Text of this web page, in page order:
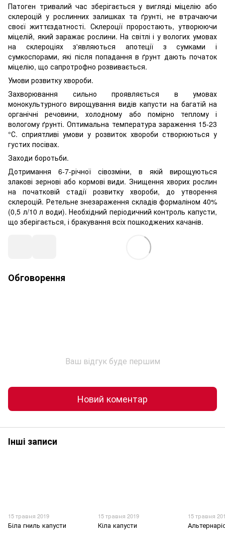
Патоген тривалий час зберігається у вигляді міцелію або
склероцій у рослинних залишках та ґрунті, не втрачаючи
своєї життєздатності. Склероції проростають, утворюючи
міцелій, який заражає рослини. На світлі і у вологих умовах
на склероціях з'являються апотеції з сумками і
сумкоспорами, які після попадання в ґрунт дають початок
міцелію, що сапротрофно розвивається.
Умови розвитку хвороби.
Захворювання сильно проявляється в умовах
монокультурного вирощування видів капусти на багатій на
органічні речовини, холодному або помірно теплому і
вологому ґрунті. Оптимальна температура зараження 15-23
°С. сприятливі умови у розвиток хвороби створюються у
густих посівах.
Заходи боротьби.
Дотримання 6-7-річної сівозміни, в якій вирощуються
злакові зернові або кормові види. Знищення хворих рослин
на початковій стадії розвитку хвороби, до утворення
склероцій. Ретельне знезараження складів формаліном 40%
(0,5 л/10 л води). Необхідний періодичний контроль капусти,
що зберігається, і бракування всіх пошкоджених качанів.
Обговорення
Ваш відгук буде першим
Новий коментар
Інші записи
15 травня 2019
Біла гниль капусти
15 травня 2019
Кіла капусти
15 травня